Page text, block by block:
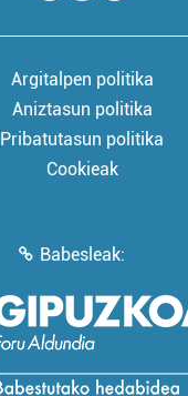
Argitalpen politika
Aniztasun politika
Pribatutasun politika
Cookieak
Babesleak: